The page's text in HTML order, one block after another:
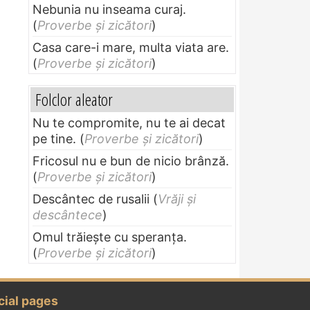
Nebunia nu inseama curaj.
(Proverbe și zicători)
Casa care-i mare, multa viata are.
(Proverbe și zicători)
Folclor aleator
Nu te compromite, nu te ai decat
pe tine. (Proverbe și zicători)
Fricosul nu e bun de nicio brânză.
(Proverbe și zicători)
Descântec de rusalii (Vrăji și
descântece)
Omul trăieşte cu speranţa.
(Proverbe și zicători)
pages